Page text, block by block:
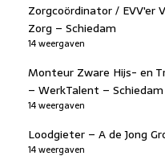
Zorgcoördinator / EVV'er
Zorg – Schiedam
14 weergaven
Monteur Zware Hijs- en
– WerkTalent – Schiedam
14 weergaven
Loodgieter – A de Jong
14 weergaven